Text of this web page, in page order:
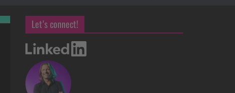
Let’s connect!